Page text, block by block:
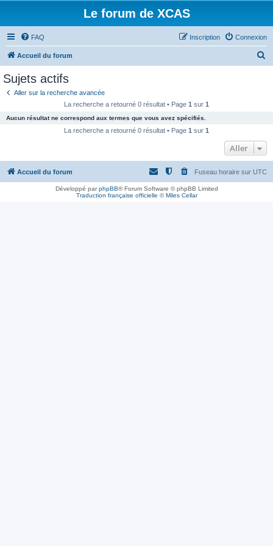
Le forum de XCAS
FAQ Connexion
Inscription
Accueil du forum
c
e
Sujets actifs
Aller sur la recherche avancée
La recherche a retourné 0 résultat • Page 1 sur 1
Aucun résultat ne correspond aux termes que vous avez spécifiés.
La recherche a retourné 0 résultat • Page 1 sur 1
Aller
Accueil du forum Fuseau horaire sur UTC
Développé parphpBB® Forum Software © phpBB Limited
Traduction française officielle ©Miles Cellar